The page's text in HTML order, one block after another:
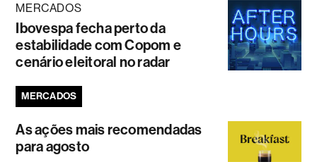
MERCADOS
Ibovespa fecha perto da
estabilidade com Copom e
cenário eleitoral no radar
MERCADOS
As ações mais recomendadas
para agosto